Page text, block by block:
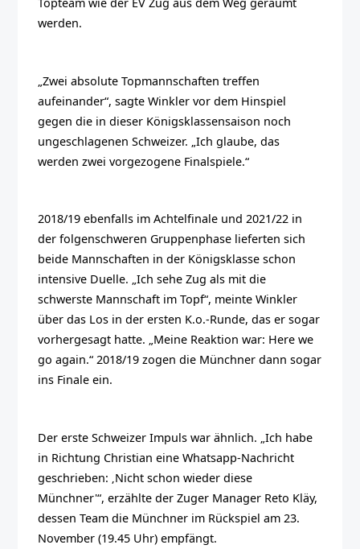
werden.
„Zwei absolute Topmannschaften treffen
aufeinander“, sagte Winkler vor dem Hinspiel
gegen die in dieser Königsklassensaison noch
ungeschlagenen Schweizer. „Ich glaube, das
werden zwei vorgezogene Finalspiele.“
2018/19 ebenfalls im Achtelfinale und 2021/22 in
der folgenschweren Gruppenphase lieferten sich
beide Mannschaften in der Königsklasse schon
intensive Duelle. „Ich sehe Zug als mit die
schwerste Mannschaft im Topf“, meinte Winkler
über das Los in der ersten K.o.-Runde, das er sogar
vorhergesagt hatte. „Meine Reaktion war: Here we
go again.“ 2018/19 zogen die Münchner dann sogar
ins Finale ein.
Der erste Schweizer Impuls war ähnlich. „Ich habe
in Richtung Christian eine Whatsapp-Nachricht
geschrieben: ‚Nicht schon wieder diese
Münchner'“, erzählte der Zuger Manager Reto Kläy,
dessen Team die Münchner im Rückspiel am 23.
November (19.45 Uhr) empfängt.